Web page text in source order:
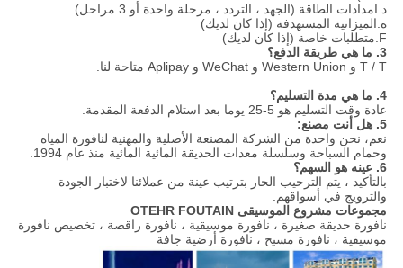
د.امدادات الطاقة (الجهد ، التردد ، مرحلة واحدة أو 3 مراحل)
ه.الميزانية المستهدفة (إذا كان لديك)
F.متطلبات خاصة (إذا كان لديك)
3. ما هي طريقة الدفع؟
T / T و Western Union و WeChat و Aplipay متاحة لنا.
4. ما هي مدة التسليم؟
عادة وقت التسليم هو 5-25 يوما بعد استلام الدفعة المقدمة.
5. هل أنت مصنع:
نعم، نحن واحدة من الشركة المصنعة الأصلية والمهنية لنافورة المياه
وحمام السباحة وسلسلة معدات الحديقة المائية المائية منذ عام 1994.
6. عينه هو السهم؟
بالتأكيد ، يتم الترحيب الحار بترتيب عينة من عملائنا لاختبار الجودة
والترويج في أسواقهم.
مجموعات مشروع الموسيقى OTEHR FOUTAIN
نافورة حديقة صغيرة ، نافورة موسيقية ، نافورة راقصة ، تخصيص نافورة
موسيقية ، نافورة مسبح ، نافورة أرضية جافة